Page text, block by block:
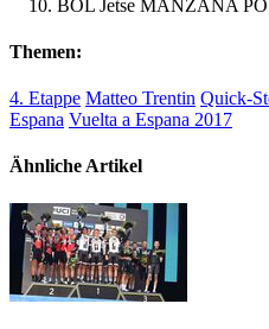
BOL Jetse MANZANA
Themen:
4. Etappe Matteo Trentin Quick-
Espana Vuelta a Espana 2017
Ähnliche Artikel